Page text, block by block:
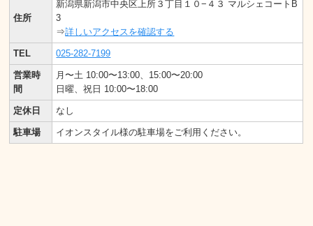
住所
新潟県新潟市中央区上所３丁目１０−４３ マルシェコートB
3
⇒詳しいアクセスを確認する
TEL 025-282-7199
営業時
間
月〜土 10:00〜13:00、15:00〜20:00
日曜、祝日 10:00〜18:00
定休日 なし
駐車場 イオンスタイル様の駐車場をご利用ください。